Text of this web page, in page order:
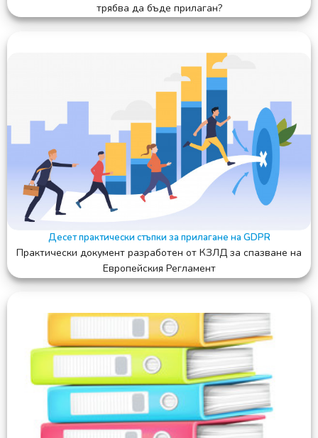
трябва да бъде прилаган?
Десет практически стъпки за прилагане на GDPR
Практически документ разработен от КЗЛД за спазване на
Европейския Регламент